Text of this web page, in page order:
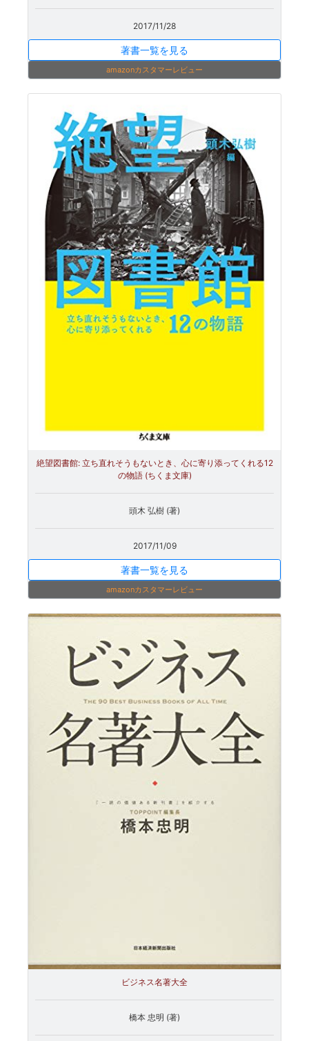
2017/11/28
著書一覧を見る
amazonカスタマーレビュー
絶望図書館: 立ち直れそうもないとき、心に寄り添ってくれる12
の物語 (ちくま文庫)
頭木 弘樹 (著)
2017/11/09
著書一覧を見る
amazonカスタマーレビュー
ビジネス名著大全
橋本 忠明 (著)